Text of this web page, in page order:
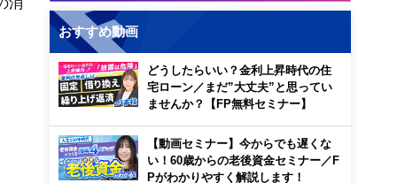
おすすめ動画
どうしたらいい？金利上昇時代の住
宅ローン／まだ”大丈夫”と思ってい
ませんか？【FP無料セミナー】
【動画セミナー】今からでも遅くな
い！60歳からの老後資金セミナー／F
Pがわかりやすく解説します！